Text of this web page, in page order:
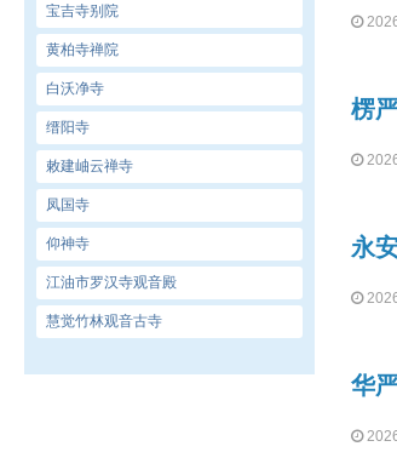
宝吉寺别院
黄柏寺禅院
白沃净寺
缙阳寺
敕建岫云禅寺
凤国寺
仰神寺
江油市罗汉寺观音殿
慧觉竹林观音古寺
楞
永
华